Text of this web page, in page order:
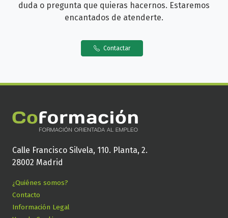
duda o pregunta que quieras hacernos. Estaremos
encantados de atenderte.
Contactar
Calle Francisco Silvela, 110. Planta, 2.
28002 Madrid
¿Quiénes somos?
Contacto
Información Legal